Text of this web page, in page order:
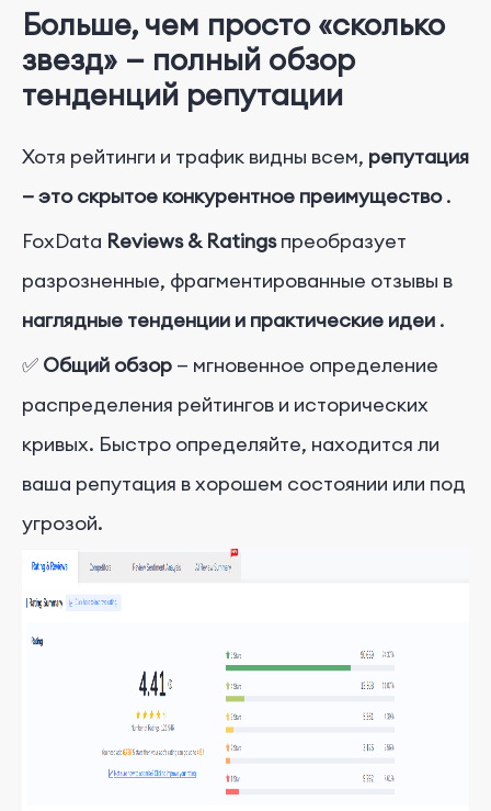
Больше, чем просто «сколько
звезд» — полный обзор
тенденций репутации
Хотя рейтинги и трафик видны всем, репутация
— это скрытое конкурентное преимущество .
FoxData Reviews & Ratings преобразует
разрозненные, фрагментированные отзывы в
наглядные тенденции и практические идеи .
✅ Общий обзор — мгновенное определение
распределения рейтингов и исторических
кривых. Быстро определяйте, находится ли
ваша репутация в хорошем состоянии или под
угрозой.